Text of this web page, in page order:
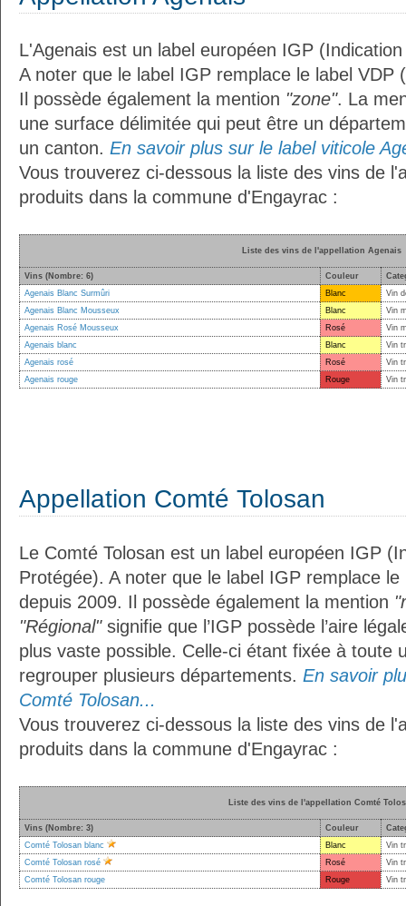
L'Agenais est un label européen IGP
A noter que le label IGP remplace le label VDP
Il possède également la mention "zone". La
une surface délimitée qui peut être un
un canton. En savoir plus sur le label viticole
Vous trouverez ci-dessous la liste des vins de
produits dans la commune d'Engayrac :
Liste des vins de l'appellation Agenais
Vins (Nombre: 6) Couleur
Agenais Blanc Surmûri
Blanc
Vin
Agenais Blanc Mousseux
Blanc
Vin
Agenais Rosé Mousseux
Rosé
Vin
Agenais blanc
Blanc
Vin
Agenais rosé
Rosé
Vin
Agenais rouge
Rouge Vin
Appellation Comté Tolosan
Le Comté Tolosan est un label européen IGP
Protégée). A noter que le label IGP remplace
depuis 2009. Il possède également la mention
"Régional"signifie que l’IGP possède l’aire
plus vaste possible. Celle-ci étant fixée à toute
regrouper plusieurs départements. En savoir
Comté Tolosan...
Vous trouverez ci-dessous la liste des vins de
produits dans la commune d'Engayrac :
Liste des vins de l'appellation Comté
Vins (Nombre: 3) Couleur
Comté Tolosan blanc
Blanc
Vin
Comté Tolosan rosé
Rosé
Vin
Comté Tolosan rouge
Rouge Vin